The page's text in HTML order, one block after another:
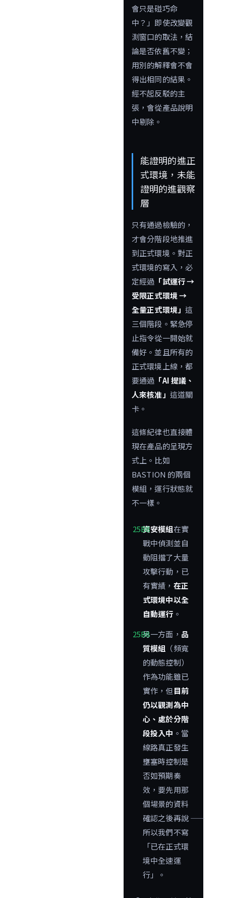
會只是碰巧命
中？」即使改變觀
測窗口的取法，結
論是否依舊不變；
用別的解釋會不會
得出相同的結果。
經不起反駁的主
張，會從產品說明
中剔除。
能證明的進正
式環境，未能
證明的進觀察
層
只有通過檢驗的，
才會分階段地推進
到正式環境。對正
式環境的寫入，必
定經過 「試運行 →
受限正式環境 →
全量正式環境」這
三個階段。緊急停
止指令從一開始就
備好。並且所有的
正式環境上線，都
要通過 「AI 提議、
人來核准」 這道關
卡。
這條紀律也直接體
現在產品的呈現方
式上。比如
BASTION 的兩個
模組，運行狀態就
不一樣。
資安模組在實
戰中偵測並自
動阻擋了大量
攻擊行動，已
有實績， 在正
式環境中以全
自動運行 。
另一方面， 品
質模組 （頻寬
的動態控制）
作為功能雖已
實作，但目前
仍以觀測為中
心、處於分階
段投入中 。當
線路真正發生
壅塞時控制是
否如預期奏
效，要先用那
個場景的資料
確認之後再說 ――
所以我們不寫
「已在正式環
境中全速運
行」。